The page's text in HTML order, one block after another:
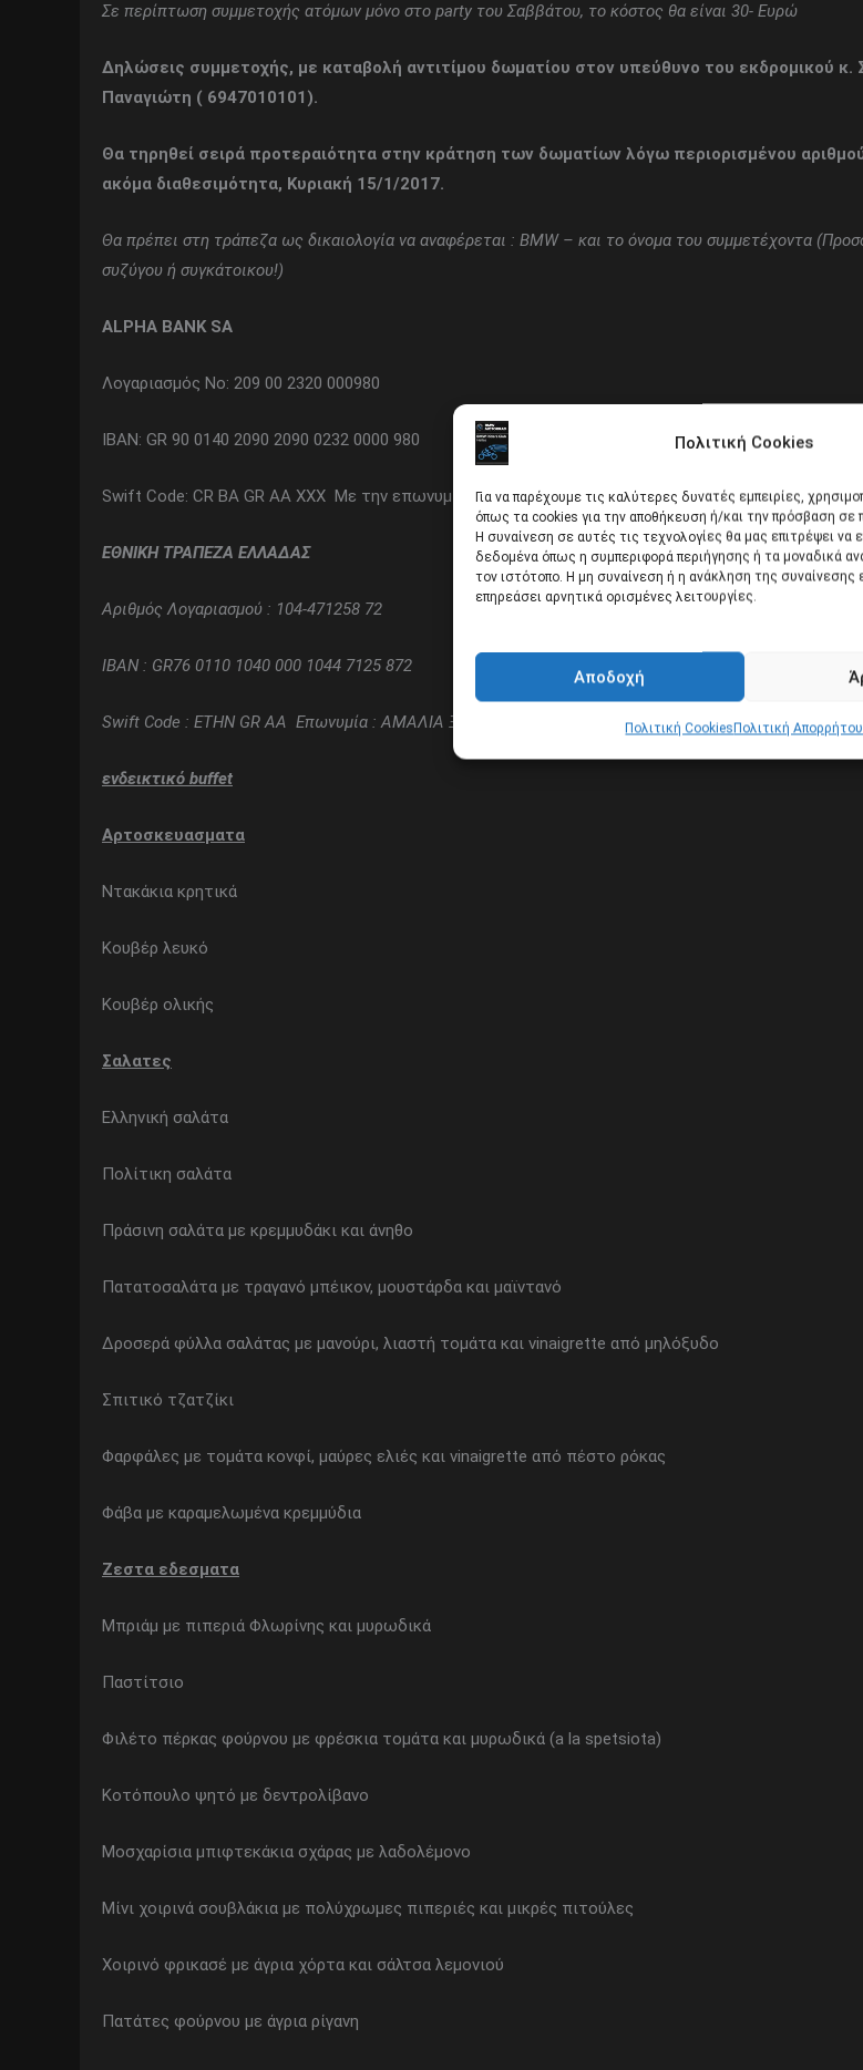
Πολιτική Cookies
Για να παρέχουμε τις καλύτερες δυνατές εμπειρίες,
όπως τα cookies για την αποθήκευση ή/και την πρόσβαση σε
Η συναίνεση σε αυτές τις τεχνολογίες θα μας επιτρέψει να
δεδομένα όπως η συμπεριφορά περιήγησης ή τα μοναδικά
τον ιστότοπο. Η μη συναίνεση ή η ανάκληση της συναίνεσης
επηρεάσει αρνητικά ορισμένες λειτουργίες.
Αποδοχή
Πολιτική CookiesΠολιτική Απορρήτου
Σε περίπτωση συμμετοχής ατόμων μόνο στο party του Σαββάτου, το κόστος θα είναι 30- Ευρώ
Δηλώσεις συμμετοχής, με καταβολή αντιτίμου δωματίου στον υπεύθυνο του εκδρομικού
Παναγιώτη ( 6947010101).
Θα τηρηθεί σειρά προτεραιότητα στην κράτηση των δωματίων λόγω περιορισμένου
ακόμα διαθεσιμότητα, Κυριακή 15/1/2017.
Θα πρέπει στη τράπεζα ως δικαιολογία να αναφέρεται : ΒΜW – και το όνομα του συμμετέχοντα
συζύγου ή συγκάτοικου!)
ALPHA BANK SA
Λογαριασμός No: 209 00 2320 000980
IBAN: GR 90 0140 2090 2090 0232 0000 980
Swift Code: CR BA GR AA XXX Με την επωνυμία: ΑΜΑΛΙΑ ΞΕΝΟΔΟΧΕΙΑΚΗ ΚΑΙ ΤΟΥΡΙΣΤΙΚΗ Α.Ε.
ΕΘΝΙΚΗ ΤΡΑΠΕΖΑ ΕΛΛΑΔΑΣ
Αριθμός Λογαριασμού : 104-471258 72
IBAN : GR76 0110 1040 000 1044 7125 872
Swift Code : ETHN GR AA Επωνυμία : ΑΜΑΛΙΑ ΞΕΝΟΔΟΧΕΙΑΚΗ & ΤΟΥΡΙΣΤΙΚΗ Α.Ε
ενδεικτικό buffet
Αρτοσκευασματα
Ντακάκια κρητικά
Κουβέρ λευκό
Κουβέρ ολικής
Σαλατες
Ελληνική σαλάτα
Πολίτικη σαλάτα
Πράσινη σαλάτα με κρεμμυδάκι και άνηθο
Πατατοσαλάτα με τραγανό μπέικον, μουστάρδα και μαϊντανό
Δροσερά φύλλα σαλάτας με μανούρι, λιαστή τομάτα και vinaigrette από μηλόξυδο
Σπιτικό τζατζίκι
Φαρφάλες με τομάτα κονφί, μαύρες ελιές και vinaigrette από πέστο ρόκας
Φάβα με καραμελωμένα κρεμμύδια
Ζεστα εδεσματα
Μπριάμ με πιπεριά Φλωρίνης και μυρωδικά
Παστίτσιο
Φιλέτο πέρκας φούρνου με φρέσκια τομάτα και μυρωδικά (a la spetsiota)
Κοτόπουλο ψητό με δεντρολίβανο
Μοσχαρίσια μπιφτεκάκια σχάρας με λαδολέμονο
Μίνι χοιρινά σουβλάκια με πολύχρωμες πιπεριές και μικρές πιτούλες
Χοιρινό φρικασέ με άγρια χόρτα και σάλτσα λεμονιού
Πατάτες φούρνου με άγρια ρίγανη